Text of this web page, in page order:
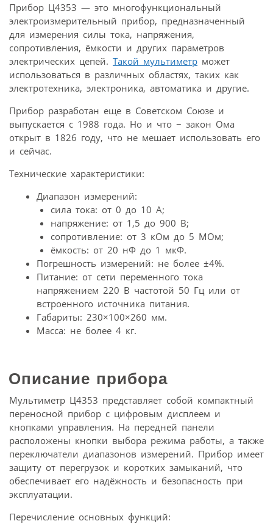
Прибор Ц4353 — это многофункциональный
электроизмерительный прибор, предназначенный
для измерения силы тока, напряжения,
сопротивления, ёмкости и других параметров
электрических цепей. Такой мультиметр может
использоваться в различных областях, таких как
электротехника, электроника, автоматика и другие.
Прибор разработан еще в Советском Союзе и
выпускается с 1988 года. Но и что − закон Ома
открыт в 1826 году, что не мешает использовать его
и сейчас.
Технические характеристики:
Диапазон измерений:
сила тока: от 0 до 10 А;
напряжение: от 1,5 до 900 В;
сопротивление: от 3 кОм до 5 МОм;
ёмкость: от 20 нФ до 1 мкФ.
Погрешность измерений: не более ±4%.
Питание: от сети переменного тока
напряжением 220 В частотой 50 Гц или от
встроенного источника питания.
Габариты: 230×100×260 мм.
Масса: не более 4 кг.
Описание прибора
Мультиметр Ц4353 представляет собой компактный
переносной прибор с цифровым дисплеем и
кнопками управления. На передней панели
расположены кнопки выбора режима работы, а также
переключатели диапазонов измерений. Прибор имеет
защиту от перегрузок и коротких замыканий, что
обеспечивает его надёжность и безопасность при
эксплуатации.
Перечисление основных функций: